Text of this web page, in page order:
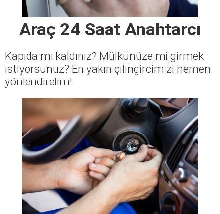
Araç 24 Saat Anahtarcı
Kapıda mı kaldınız? Mülkünüze mi girmek
istiyorsunuz? En yakın çilingircimizi hemen
yönlendirelim!